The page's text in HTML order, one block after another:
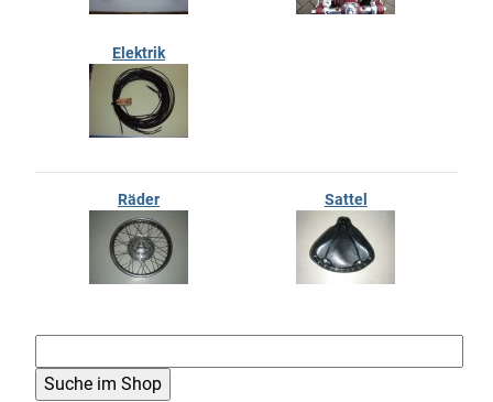
Elektrik
Räder Sattel